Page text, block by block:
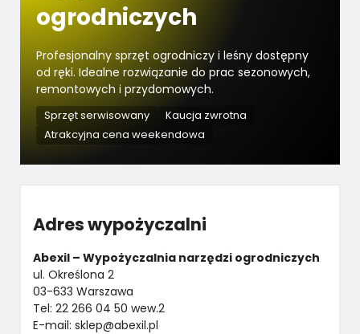
ogrodniczych
Profesjonalny sprzęt ogrodniczy i leśny dostępny
od ręki. Idealne rozwiązanie do prac sezonowych,
remontowych i przydomowych.
Sprzęt serwisowany
Kaucja zwrotna
Atrakcyjna cena weekendowa
Adres wypożyczalni
Abexil – Wypożyczalnia narzędzi ogrodniczych
ul. Określona 2
03-633 Warszawa
Tel: 22 266 04 50 wew.2
E-mail: sklep@abexil.pl